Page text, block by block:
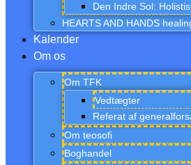
Den Indre Sol:
HEARTS AND HANDS
Kalender
Om os
Om TFK
Vedtægter
Referat af
Om teosofi
Boghandel